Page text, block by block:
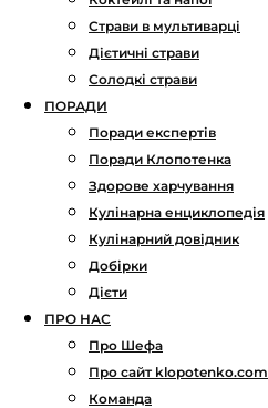
Страви в мультиварці
Дієтичні страви
Солодкі страви
ПОРАДИ
Поради експертів
Поради Клопотенка
Здорове харчування
Кулінарна енциклопедія
Кулінарний довідник
Добірки
Дієти
ПРО НАС
Про Шефа
Про сайт klopotenko.com
Команда